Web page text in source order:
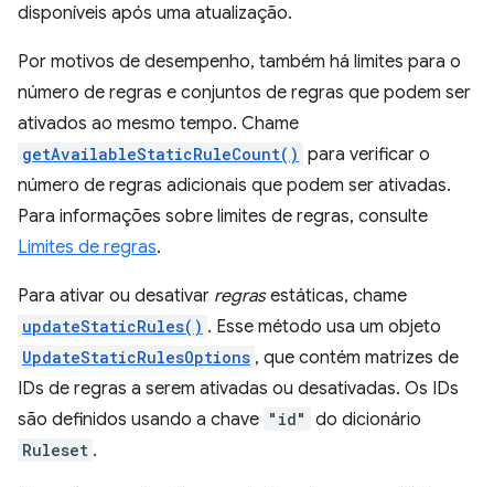
disponíveis após uma atualização.
Por motivos de desempenho, também há limites para o
número de regras e conjuntos de regras que podem ser
ativados ao mesmo tempo. Chame
getAvailableStaticRuleCount() para verificar o
número de regras adicionais que podem ser ativadas.
Para informações sobre limites de regras, consulte
Limites de regras.
Para ativar ou desativar regrasestáticas, chame
updateStaticRules() . Esse método usa um objeto
UpdateStaticRulesOptions , que contém matrizes de
IDs de regras a serem ativadas ou desativadas. Os IDs
são definidos usando a chave "id" do dicionário
Ruleset .